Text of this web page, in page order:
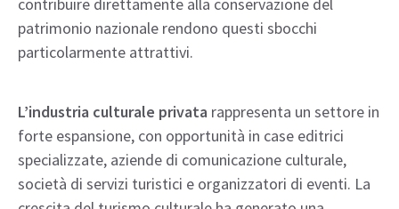
contribuire direttamente alla conservazione del
patrimonio nazionale rendono questi sbocchi
particolarmente attrattivi.
L’industria culturale privata rappresenta un settore in
forte espansione, con opportunità in case editrici
specializzate, aziende di comunicazione culturale,
società di servizi turistici e organizzatori di eventi. La